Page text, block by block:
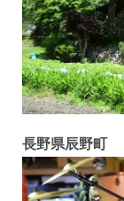
長野県辰野町